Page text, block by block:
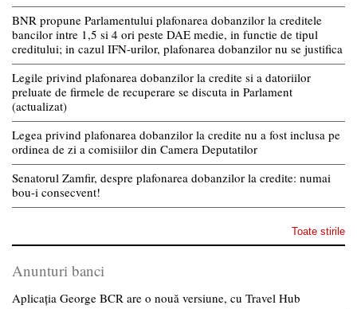
BNR propune Parlamentului plafonarea dobanzilor la creditele
bancilor intre 1,5 si 4 ori peste DAE medie, in functie de tipul
creditului; in cazul IFN-urilor, plafonarea dobanzilor nu se justifica
Legile privind plafonarea dobanzilor la credite si a datoriilor
preluate de firmele de recuperare se discuta in Parlament
(actualizat)
Legea privind plafonarea dobanzilor la credite nu a fost inclusa pe
ordinea de zi a comisiilor din Camera Deputatilor
Senatorul Zamfir, despre plafonarea dobanzilor la credite: numai
bou-i consecvent!
Toate stirile
Anunturi banci
Aplicația George BCR are o nouă versiune, cu Travel Hub